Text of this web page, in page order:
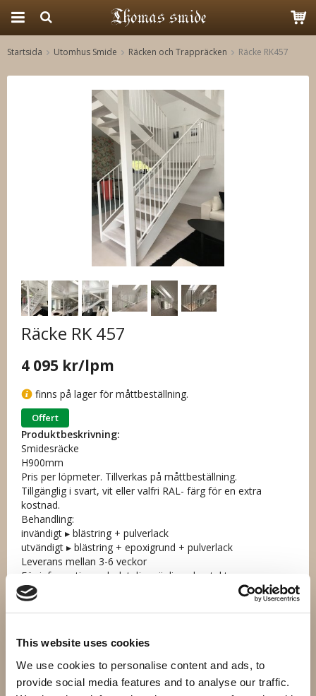
This website uses cookies
We use cookies to personalise content and ads, to
provide social media features and to analyse our traffic.
Startsida Utomhus Smide Räcken och Trappräcken Räcke RK457
Räcke RK 457
4 095 kr/lpm
finns på lager för måttbeställning.
Offert
Produktbeskrivning:
Smidesräcke
H900mm
Pris per löpmeter. Tillverkas på måttbeställning.
Tillgänglig i svart, vit eller valfri RAL- färg för en extra
kostnad.
Behandling:
invändigt ▸ blästring + pulverlack
utvändigt ▸ blästring + epoxigrund + pulverlack
Leverans mellan 3-6 veckor
För information och detaljer vänligen kontakta oss
RK457
Högerklicka och kopiera adressen